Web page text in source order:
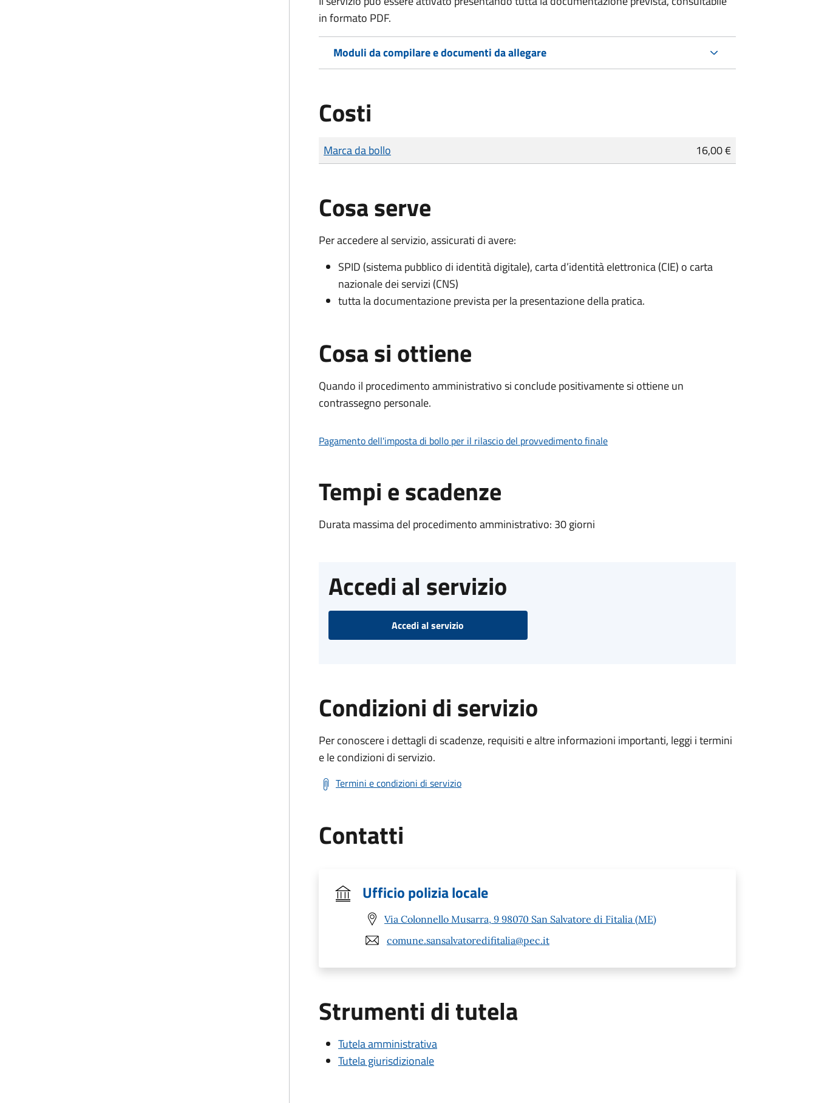
in formato PDF.
Moduli da compilare e documenti da allegare
Costi
Tipo di pagamento
Importo
Marca da bollo 16,00 €
Cosa serve
Per accedere al servizio, assicurati di avere:
SPID (sistema pubblico di identità digitale), carta d’identità elettronica (CIE) o carta
nazionale dei servizi (CNS)
tutta la documentazione prevista per la presentazione della pratica.
Cosa si ottiene
Quando il procedimento amministrativo si conclude positivamente si ottiene un
contrassegno personale.
Pagamento dell'imposta di bollo per il rilascio del provvedimento finale
Tempi e scadenze
Durata massima del procedimento amministrativo: 30 giorni
Accedi al servizio
Accedi al servizio
Condizioni di servizio
Per conoscere i dettagli di scadenze, requisiti e altre informazioni importanti, leggi i termini
e le condizioni di servizio.
Termini e condizioni di servizio
Contatti
Ufficio polizia locale
Via Colonnello Musarra, 9 98070 San Salvatore di Fitalia (ME)
comune.sansalvatoredifitalia@pec.it
Strumenti di tutela
Tutela amministrativa
Tutela giurisdizionale